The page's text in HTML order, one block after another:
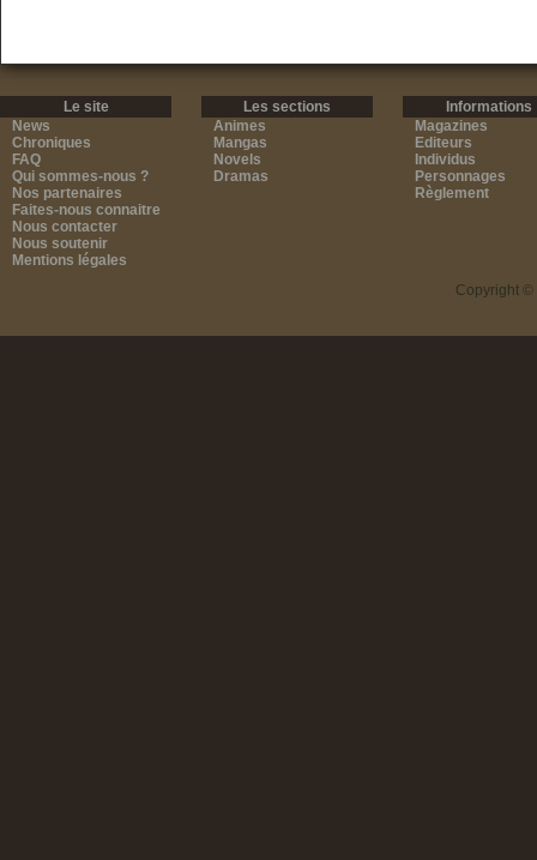
Le site
News
Chroniques
FAQ
Qui sommes-nous ?
Nos partenaires
Faites-nous connaitre
Nous contacter
Nous soutenir
Mentions légales
Les sections
Animes
Mangas
Novels
Dramas
Informations
Magazines
Editeurs
Individus
Personnages
Règlement
Copyright ©